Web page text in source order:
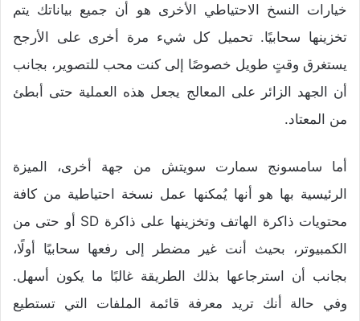
خيارات النسخ الاحتياطي الأخرى هو أن جميع بياناتك يتم
تخزينها سحابيًا. تحميل كل شيء مرة أخرى على الأرجح
يستغرق وقتٍ طويل خصوصًا إلى كنت محب للتصوير، بجانب
أن الجهد الزائر على المعالج يجعل هذه العملية حتى أبطئ
من المعتاد.
أما سامسونج سمارت سويتش من جهة أخرى، الميزة
الرئيسية بها هو أنها يُمكنها عمل نسخة احتياطية من كافة
محتويات ذاكرة الهاتف وتخزينها على ذاكرة SD أو حتى من
الكمبيوتر، بحيث أنت غير مضطر إلى رفعها سحابيًا أولًا،
بجانب أن استرجاعها بذلك الطريقة غالبًا ما يكون أسهل.
وفي حالة أنك تريد معرفة قائمة الملفات التي تستطيع